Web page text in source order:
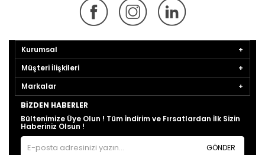
Kurumsal
Müşteri İlişkileri
Markalar
BIZDEN HABERLER
Bültenimize Üye Olun ! Tüm İndirim ve Fırsatlardan İlk Sizin
Haberiniz Olsun !
GÖNDER